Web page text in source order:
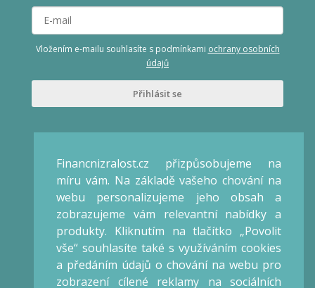
Vložením e-mailu souhlasíte s podmínkami ochrany osobních
údajů
Přihlásit se
Veronika Kalátová
Praha
IČO: 66868475
Obchod
Obchodní podmínky
Reklamační řád
Financnizralost.cz přizpůsobujeme na
míru vám. Na základě vašeho chování na
webu personalizujeme jeho obsah a
zobrazujeme vám relevantní nabídky a
produkty. Kliknutím na tlačítko „Povolit
vše“ souhlasíte také s využíváním cookies
a předáním údajů o chování na webu pro
zobrazení cílené reklamy na sociálních